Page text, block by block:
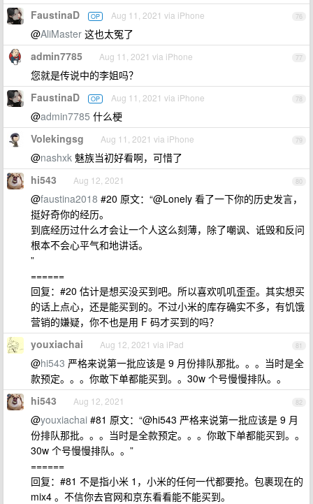
76
FaustinaD OP Aug 11, 2021 via iPhone
@AliMaster 这也太冤了
77
admin7785 Aug 11, 2021 via iPhone
您就是传说中的李姐吗？
78
FaustinaD OP Aug 11, 2021 via iPhone
@admin7785 什么梗
79
Volekingsg Aug 11, 2021 via iPhone
@nashxk 魅族当初好看啊，可惜了
80
hi543 Aug 12, 2021
@faustina2018 #20 原文：“@Lonely 看了一下你的历史发言，
挺好奇你的经历。
到底经历过什么才会让一个人这么刻薄，除了嘲讽、诋毁和反问
根本不会心平气和地讲话。
”
======
回复：#20 估计是想买没买到吧。所以喜欢叽叽歪歪。其实想买
的话上点心，还是能买到的。不过小米的库存确实不多，有饥饿
营销的嫌疑，你不也是用 F 码才买到的吗？
81
youxiachai Aug 12, 2021 via iPad
@hi543 严格来说第一批应该是 9 月份排队那批。。。当时是全
款预定。。。你敢下单都能买到。。30w 个号慢慢排队。。
82
hi543 Aug 12, 2021
@youxiachai #81 原文：“@hi543 严格来说第一批应该是 9 月
份排队那批。。。当时是全款预定。。。你敢下单都能买到。。
30w 个号慢慢排队。。”
======
回复：#81 不是指小米 1，小米的任何一代都要抢。包裹现在的
mix4 。不信你去官网和京东看看能不能买到。